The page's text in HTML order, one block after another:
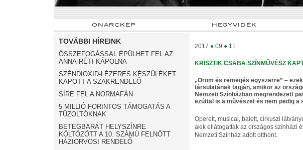
ÖNARCKÉP HEGYVIDÉK
TOVÁBBI HÍREINK
ÖSSZEFOGÁSSAL ÉPÜLHET FEL AZ
ANNA-RÉTI KÁPOLNA
SZÉNDIOXID-LÉZERES KÉSZÜLÉKET
KAPOTT A SZAKRENDELŐ
SÍRE FEL A NORMAFÁN
5 MILLIÓ FORINTOS TÁMOGATÁS A
TŰZOLTÓKNAK
BETEGBARÁT HELYSZÍNRE
KÖLTÖZÖTT A 10. SZÁMÚ FELNŐTT
HÁZIORVOSI RENDELŐ
2017 ● 09 ● 11
KRISZTIK CSABA SZÍNMŰVÉSZ
„Öröm és remegés egyszerre” –
társulatának tagján, amikor az
Nemzeti Színházban megrendezett
ezúttal is a művészet és nem pedig a
Operett, musical, balett, cirkuszi
akik ellátogattak az országos színházi
Nemzeti Színház adott otthont.